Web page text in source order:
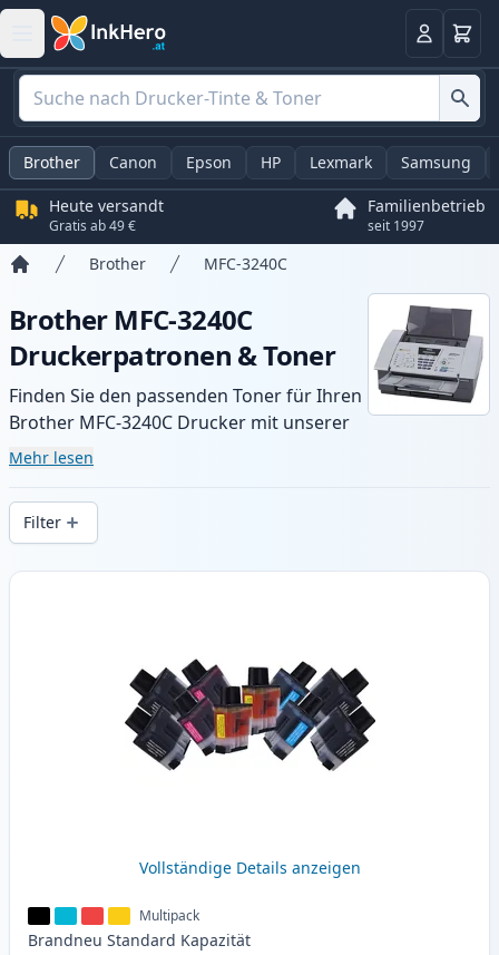
Anmelden
Brother Canon Epson HP Lexmark Samsung
Heute versandt
Gratis ab 49 €
Familienbetrieb
seit 1997
Brother MFC-3240C
Brother MFC-3240C
Druckerpatronen & Toner
Finden Sie den passenden Toner für Ihren
Brother MFC-3240C Drucker mit unserer
Auswahl an kompatiblen und XL-Patronen.
Druckqualität und schnellem Versand aus
lokalem Lager in .
Mehr lesen
Filter
Produkte
Vollständige Details anzeigen
Multipack
Brandneu Standard Kapazität